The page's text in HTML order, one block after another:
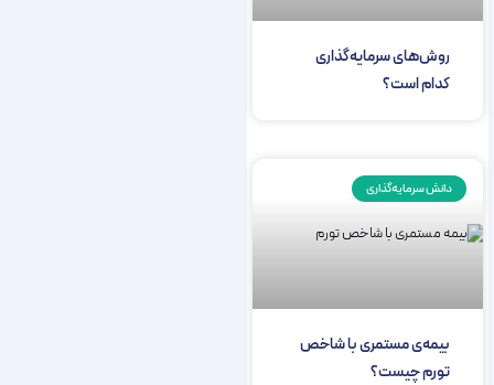
روش‌‌‌‌‌‌‌‌‌‌‌‌‌‌‌‌‌های سرمایه‌‌‌‌‌‌‌‌‌‌‌‌‌‌‌‌‌گذاری
کدام است؟
دانش سرمایه‌گذاری
بیمه‌ی مستمری با شاخص
تورم چیست؟